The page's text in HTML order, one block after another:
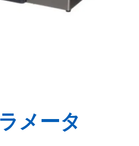
メータ